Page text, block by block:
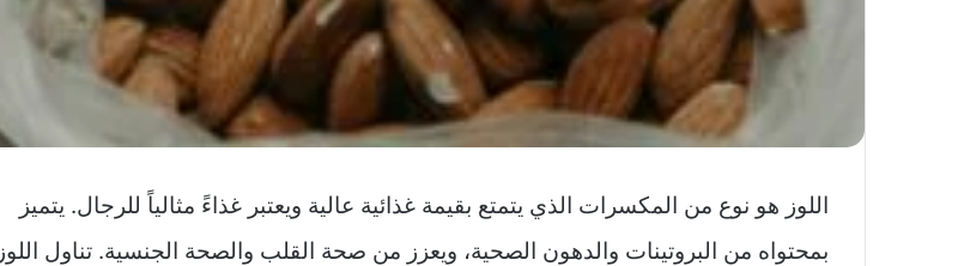
اللوز هو نوع من المكسرات الذي يتمتع بقيمة غذائية عالية ويعتبر غذاءً مثالياً للرجال. يتميز
بمحتواه من البروتينات والدهون الصحية، ويعزز من صحة القلب والصحة الجنسية. تناول اللوز